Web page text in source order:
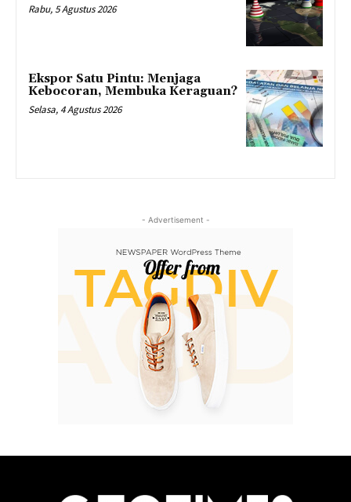
Rabu, 5 Agustus 2026
Ekspor Satu Pintu: Menjaga
Kebocoran, Membuka Keraguan?
Selasa, 4 Agustus 2026
- Advertisement -